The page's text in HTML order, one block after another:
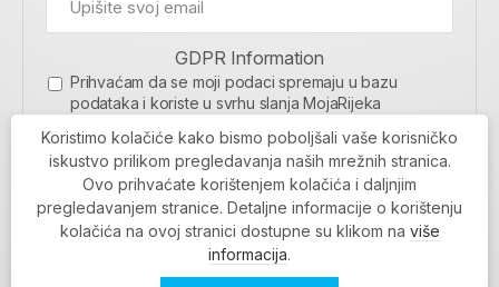
GDPR Information
Prihvaćam da se moji podaci spremaju u bazu
podataka i koriste u svrhu slanja MojaRijeka
MOJARIJEKA NEWSLETTER
PRIJAVI SE
Koristimo kolačiće kako bismo poboljšali vaše korisničko
iskustvo prilikom pregledavanja naših mrežnih stranica.
Ovo prihvaćate korištenjem kolačića i daljnjim
pregledavanjem stranice. Detaljne informacije o korištenju
kolačića na ovoj stranici dostupne su klikom na više
informacija.